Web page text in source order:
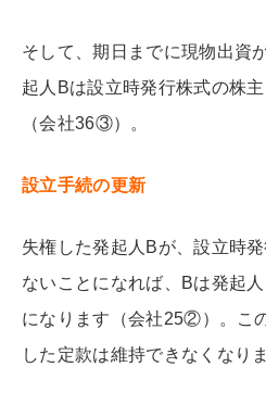
そして、期日までに現物出資
起人Bは設立時発行株式の株
（会社36③）。
設立手続の更新
失権した発起人Bが、設立時
ないことになれば、Bは発起
になります（会社25②）。こ
した定款は維持できなくなりま